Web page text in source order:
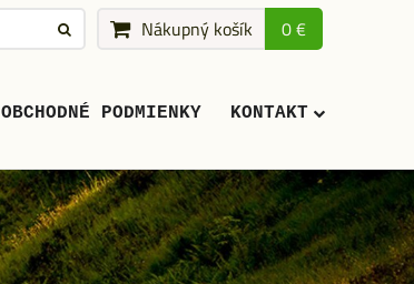
Nákupný košík 0 €
OBCHODNÉ PODMIENKY KONTAKT